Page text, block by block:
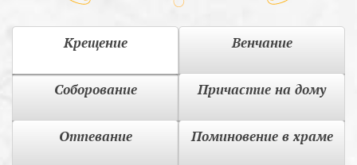
Крещение Венчание
Соборование Причастие на дому
Отпевание Поминовение в храме